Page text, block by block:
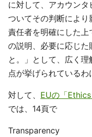
に対して、アカウン
ついてその判断により
責任者を明確にした
の説明、必要に応じた
と。」として、広く
点が挙げられているわ
対して、 EUの「
では、14頁で
Transparency